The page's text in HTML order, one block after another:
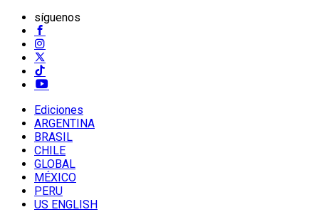
síguenos
Ediciones
ARGENTINA
BRASIL
CHILE
GLOBAL
MÉXICO
PERU
US ENGLISH